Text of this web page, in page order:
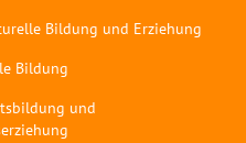
Bildung und Erziehung
Bildung
und